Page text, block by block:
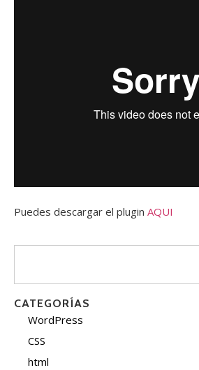
Puedes descargar el plugin AQUI
CATEGORÍAS
WordPress
CSS
html